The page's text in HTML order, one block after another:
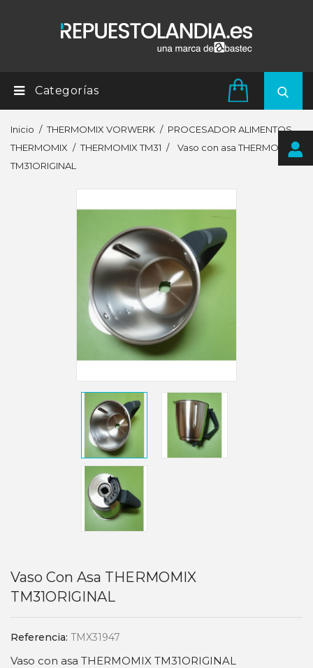
Categorías
Inicio THERMOMIX VORWERK
PROCESADOR ALIMENTOS
THERMOMIX
THERMOMIX TM31
Vaso con asa THERMOMIX
TM31ORIGINAL
Vaso Con Asa THERMOMIX
TM31ORIGINAL
Referencia: TMX31947
Vaso con asa THERMOMIX TM31ORIGINAL